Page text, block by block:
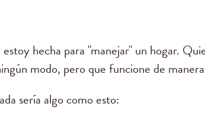
hecha para "manejar" un hogar.
modo, pero que funcione de
sería algo como esto: